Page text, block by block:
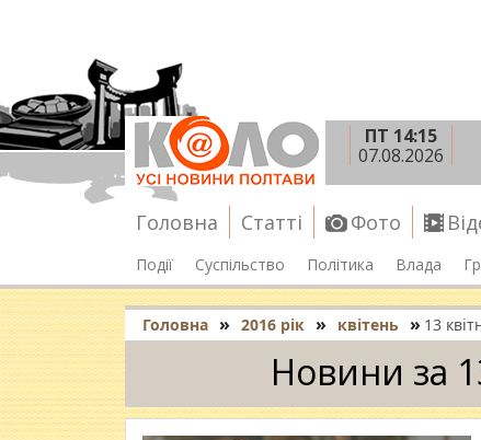
ПТ 14:15
07.08.2026
Головна Статті Фото
Події Суспільство Політика Влада
Головна » 2016 рік » квітень » 13
Новини за